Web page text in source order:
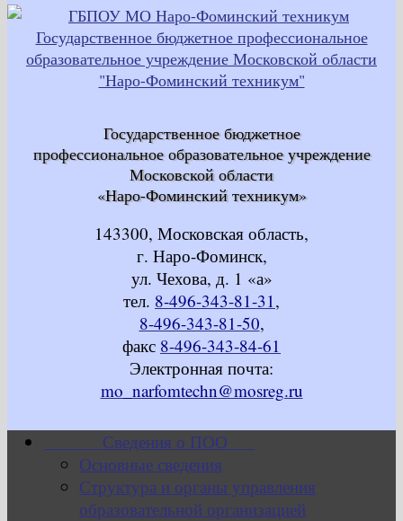
Государственное бюджетное
профессиональное образовательное учреждение
Московской области
«Наро-Фоминский техникум»
143300, Московская область,
г. Наро-Фоминск,
ул. Чехова, д. 1 «а»
тел. 8-496-343-81-31,
8-496-343-81-50,
факс 8-496-343-84-61
Электронная почта:
mo_narfomtechn@mosreg.ru
Сведения о ПОО
Основные сведения
Структура и органы управления
образовательной организацией